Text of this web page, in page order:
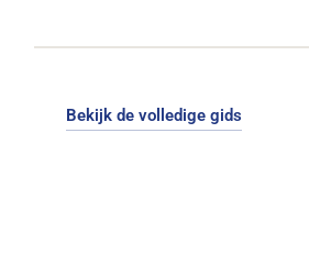
Bekijk de volledige gids